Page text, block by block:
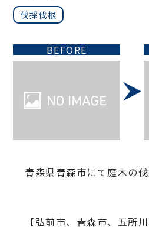
伐採伐根
BEFORE
青森県青森市にて庭木の
【弘前市、青森市、五所